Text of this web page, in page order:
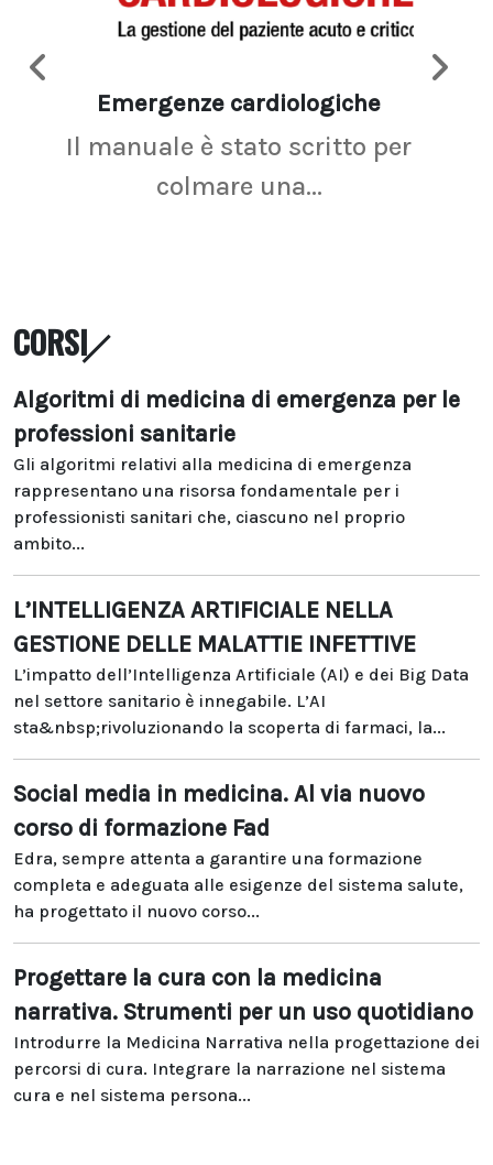
Emergenze cardiologiche
Il manuale è stato scritto per
colmare una...
CORSI
Algoritmi di medicina di emergenza per le
professioni sanitarie
Gli algoritmi relativi alla medicina di emergenza
rappresentano una risorsa fondamentale per i
professionisti sanitari che, ciascuno nel proprio
ambito...
L’INTELLIGENZA ARTIFICIALE NELLA
GESTIONE DELLE MALATTIE INFETTIVE
L’impatto dell’Intelligenza Artificiale (AI) e dei Big Data
nel settore sanitario è innegabile. L’AI
sta&nbsp;rivoluzionando la scoperta di farmaci, la...
Social media in medicina. Al via nuovo
corso di formazione Fad
Edra, sempre attenta a garantire una formazione
completa e adeguata alle esigenze del sistema salute,
ha progettato il nuovo corso...
Progettare la cura con la medicina
narrativa. Strumenti per un uso quotidiano
Introdurre la Medicina Narrativa nella progettazione dei
percorsi di cura. Integrare la narrazione nel sistema
cura e nel sistema persona...